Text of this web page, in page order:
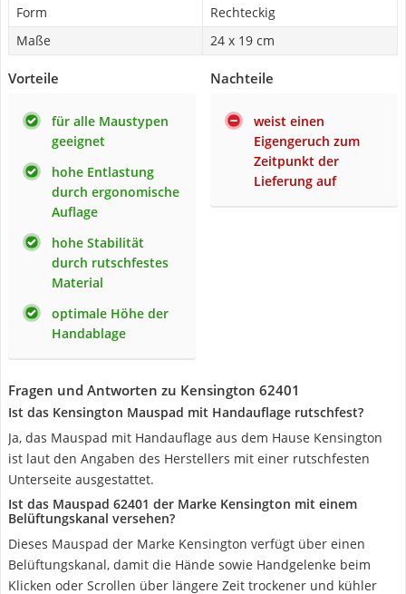
Form
Rechteckig
Maße
24 x 19 cm
Vorteile
für alle Maustypen
geeignet
hohe Entlastung
durch ergonomische
Auflage
hohe Stabilität
durch rutschfestes
Material
optimale Höhe der
Handablage
Nachteile
weist einen
Eigengeruch zum
Zeitpunkt der
Lieferung auf
Fragen und Antworten zu Kensington 62401
Ist das Kensington Mauspad mit Handauflage rutschfest?
Ja, das Mauspad mit Handauflage aus dem Hause Kensington
ist laut den Angaben des Herstellers mit einer rutschfesten
Unterseite ausgestattet.
Ist das Mauspad 62401 der Marke Kensington mit einem
Belüftungskanal versehen?
Dieses Mauspad der Marke Kensington verfügt über einen
Belüftungskanal, damit die Hände sowie Handgelenke beim
Klicken oder Scrollen über längere Zeit trockener und kühler